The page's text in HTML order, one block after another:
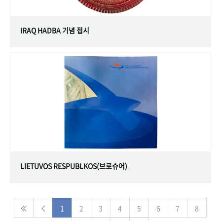
IRAQ HADBA 기념 접시
LIETUVOS RESPUBLKOS(브로슈어)
1 2 3 4 5 6 7 8